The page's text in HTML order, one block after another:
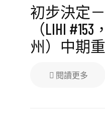
初步決定
（LIHI
州）中期
閱讀更多